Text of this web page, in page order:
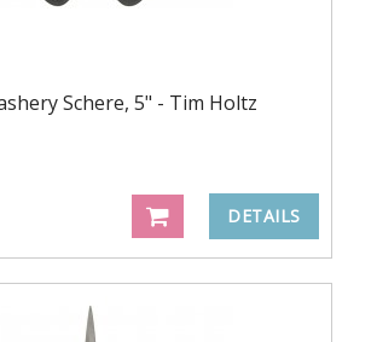
Schere, 5" - Tim Holtz
DETAILS